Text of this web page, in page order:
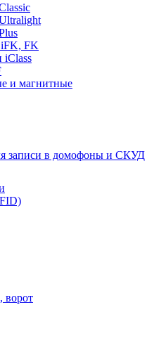
FK
iClass
и магнитные
записи в домофоны и СКУД
ворот